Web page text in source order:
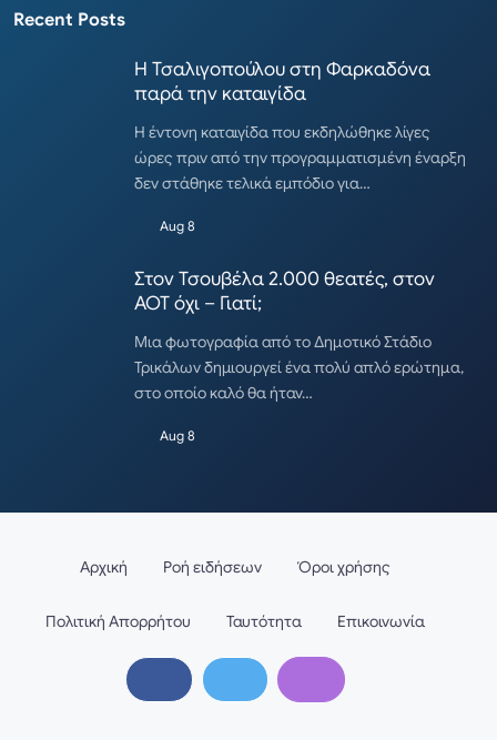
Recent Posts
Η Τσαλιγοπούλου στη Φαρκαδόνα
παρά την καταιγίδα
Η έντονη καταιγίδα που εκδηλώθηκε λίγες
ώρες πριν από την προγραμματισμένη έναρξη
δεν στάθηκε τελικά εμπόδιο για…
Aug 8
Στον Τσουβέλα 2.000 θεατές, στον
ΑΟΤ όχι – Γιατί;
Μια φωτογραφία από το Δημοτικό Στάδιο
Τρικάλων δημιουργεί ένα πολύ απλό ερώτημα,
στο οποίο καλό θα ήταν…
Aug 8
Αρχική Ροή ειδήσεων Όροι χρήσης
Πολιτική Απορρήτου Ταυτότητα Επικοινωνία